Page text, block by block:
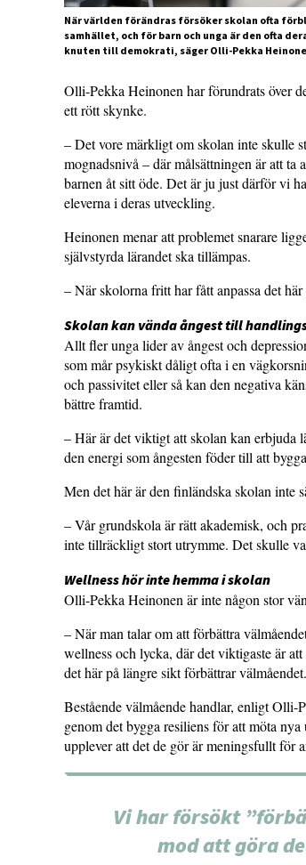
När världen förändras försöker skolan ofta
samhället, och för barn och unga är den ofta
knuten till demokrati, säger Olli-Pekka
Olli-Pekka Heinonen har förundrats över
ett rött skynke.
– Det vore märkligt om skolan inte skulle
mognadsnivå – där målsättningen är att
barnen åt sitt öde. Det är ju just därför vi
eleverna i deras utveckling.
Heinonen menar att problemet snarare
självstyrda lärandet ska tillämpas.
– När skolorna fritt har fått anpassa det
Skolan kan vända ångest till
Allt fler unga lider av ångest och
som mår psykiskt dåligt ofta i en
och passivitet eller så kan den negativa
bättre framtid.
– Här är det viktigt att skolan kan erbjuda
den energi som ångesten föder till att
Men det här är den finländska skolan inte
– Vår grundskola är rätt akademisk, och
inte tillräckligt stort utrymme. Det skulle
Wellness hör inte hemma i skolan
Olli-Pekka Heinonen är inte någon stor
– När man talar om att förbättra
wellness och lycka, där det viktigaste är
det här på längre sikt förbättrar välmåendet.
Bestående välmående handlar, enligt Olli-
genom det bygga resiliens för att möta
upplever att det de gör är meningsfullt för
Vi har försökt
mod att göra